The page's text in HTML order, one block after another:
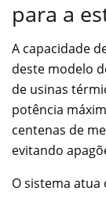
para a
A capacidade
deste modelo
de usinas
potência
centenas de
evitando
O sistema